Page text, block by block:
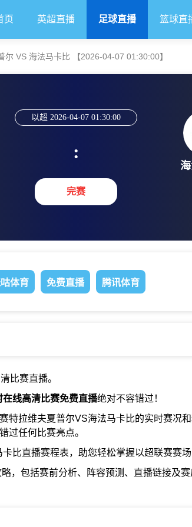
页 英超直播 足球直播 篮球直
尔 VS 海法马卡比 【2026-04-07 01:30:00】
以超 2026-04-07 01:30:00
:
完赛
体育 免费直播 腾讯体育
比赛直播。
线高清比赛免费直播绝对不容错过！
特拉维夫夏普尔VS海法马卡比的实时赛况
过任何比赛亮点。
比直播赛程表，助您轻松掌握以超联赛赛
，包括赛前分析、阵容预测、直播链接及